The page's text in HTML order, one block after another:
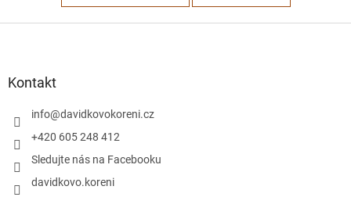
Kontakt
info@davidkovokoreni.cz
+420 605 248 412
Sledujte nás na Facebooku
davidkovo.koreni